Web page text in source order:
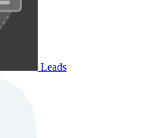
Leads